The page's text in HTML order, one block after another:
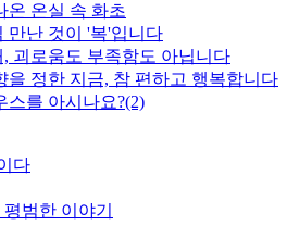
온 온실 속 화초
만난 것이 '복'입니다
, 괴로움도 부족함도 아닙니다
을 정한 지금, 참 편하고 행복합니다
스를 아시나요?(2)
다
범한 이야기